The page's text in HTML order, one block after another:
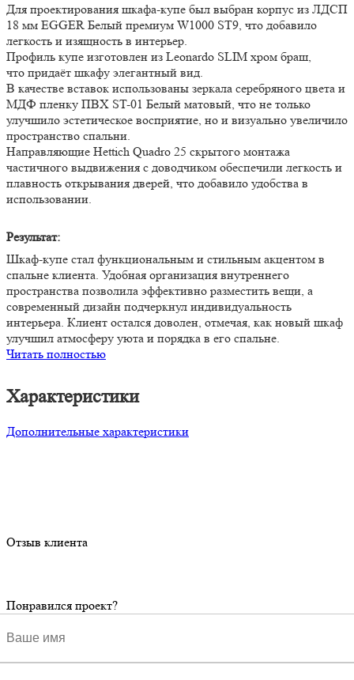
Для проектирования шкафа-купе был выбран корпус из ЛДСП
18 мм EGGER Белый премиум W1000 ST9, что добавило
легкость и изящность в интерьер.
Профиль купе изготовлен из Leonardo SLIM хром браш,
что придаёт шкафу элегантный вид.
В качестве вставок использованы зеркала серебряного цвета и
МДФ пленку ПВХ ST-01 Белый матовый, что не только
улучшило эстетическое восприятие, но и визуально увеличило
пространство спальни.
Направляющие Hettich Quadro 25 скрытого монтажа
частичного выдвижения с доводчиком обеспечили легкость и
плавность открывания дверей, что добавило удобства в
использовании.
Результат:
Шкаф-купе стал функциональным и стильным акцентом в
спальне клиента. Удобная организация внутреннего
пространства позволила эффективно разместить вещи, а
современный дизайн подчеркнул индивидуальность
интерьера. Клиент остался доволен, отмечая, как новый шкаф
улучшил атмосферу уюта и порядка в его спальне.
Читать полностью
Характеристики
Дополнительные характеристики
Отзыв клиента
Понравился проект?